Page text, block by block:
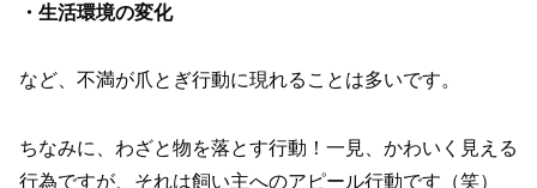
・生活環境の変化
など、不満が爪とぎ行動に現れることは多いです。
ちなみに、わざと物を落とす行動！一見、かわいく見える
行為ですが、それは飼い主へのアピール行動です（笑）